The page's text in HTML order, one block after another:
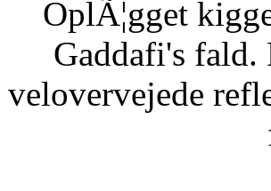
OplÃ¦gget
Gaddafi's fald.
velovervejede